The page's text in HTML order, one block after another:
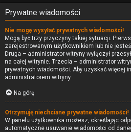
Prywatne wiadomości
Nie mogę wysyłać prywatnych wiadomości!
Mogą być trzy przyczyny takiej sytuacji.
zarejestrowanym użytkownikiem lub nie
Druga – administrator witryny wyłączył
na całej witrynie. Trzecia – administrator
prywatnych wiadomości. Aby uzyskać więcej
administratorem witryny.
Na górę
Otrzymuję niechciane prywatne wiadomości!
W panelu użytkownika możesz, określając
automatyczne usuwanie wiadomości od